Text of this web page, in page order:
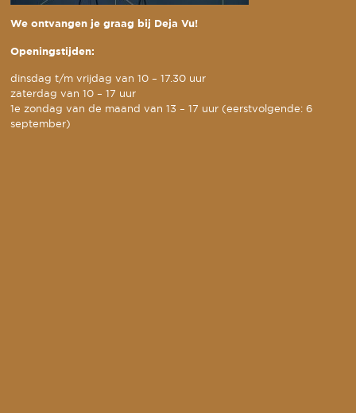
We ontvangen je graag bij Deja Vu!
Openingstijden:
dinsdag t/m vrijdag van 10 – 17.30 uur
zaterdag van 10 – 17 uur
1e zondag van de maand van 13 – 17 uur (eerstvolgende: 6
september)